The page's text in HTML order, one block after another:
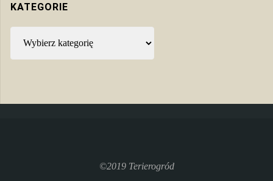
KATEGORIE
©2019 Terierogród